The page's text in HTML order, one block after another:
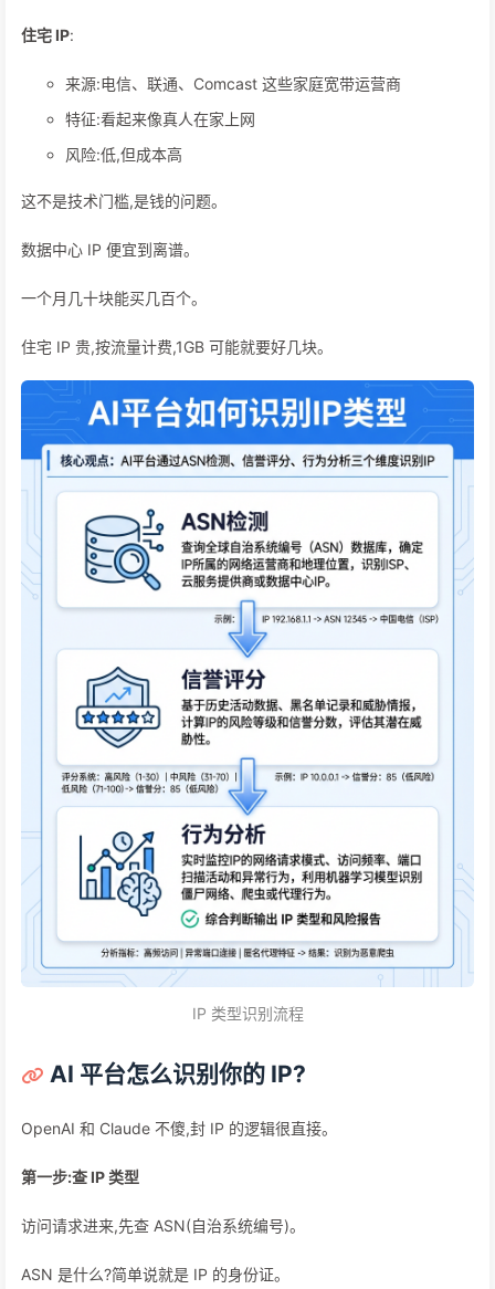
住宅 IP:
来源:电信、联通、Comcast 这些家庭宽带运营商
特征:看起来像真人在家上网
风险:低,但成本高
这不是技术门槛,是钱的问题。
数据中心 IP 便宜到离谱。
一个月几十块能买几百个。
住宅 IP 贵,按流量计费,1GB 可能就要好几块。
IP 类型识别流程
AI 平台怎么识别你的 IP?
OpenAI 和 Claude 不傻,封 IP 的逻辑很直接。
第一步:查 IP 类型
访问请求进来,先查 ASN(自治系统编号)。
ASN 是什么?简单说就是 IP 的身份证。